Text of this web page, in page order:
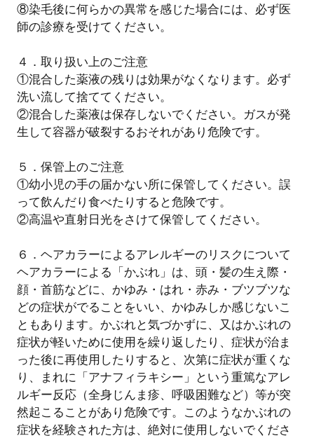
⑧染毛後に何らかの異常を感じた場合には、必ず医
師の診療を受けてください。
４．取り扱い上のご注意
①混合した薬液の残りは効果がなくなります。必ず
洗い流して捨ててください。
②混合した薬液は保存しないでください。ガスが発
生して容器が破裂するおそれがあり危険です。
５．保管上のご注意
①幼小児の手の届かない所に保管してください。誤
って飲んだり食べたりすると危険です。
②高温や直射日光をさけて保管してください。
６．ヘアカラーによるアレルギーのリスクについて
ヘアカラーによる「かぶれ」は、頭・髪の生え際・
顔・首筋などに、かゆみ・はれ・赤み・ブツブツな
どの症状がでることをいい、かゆみしか感じないこ
ともあります。かぶれと気づかずに、又はかぶれの
症状が軽いために使用を繰り返したり、症状が治ま
った後に再使用したりすると、次第に症状が重くな
り、まれに「アナフィラキシー」という重篤なアレ
ルギー反応（全身じんま疹、呼吸困難など）等が突
然起こることがあり危険です。このようなかぶれの
症状を経験された方は、絶対に使用しないでくださ